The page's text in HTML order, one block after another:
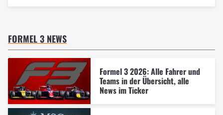
FORMEL 3 NEWS
Formel 3 2026: Alle Fahrer und
Teams in der Übersicht, alle
News im Ticker